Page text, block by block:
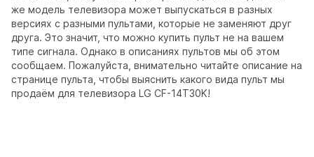
же модель телевизора может выпускаться в разных
версиях с разными пультами, которые не заменяют друг
друга. Это значит, что можно купить пульт не на вашем
типе сигнала. Однако в описаниях пультов мы об этом
сообщаем. Пожалуйста, внимательно читайте описание на
странице пульта, чтобы выяснить какого вида пульт мы
продаём для телевизора LG CF-14T30K!